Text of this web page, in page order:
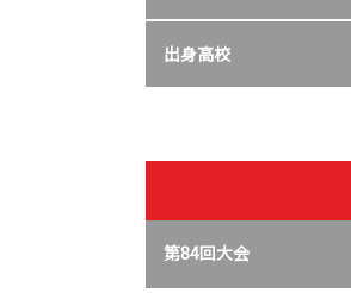
出身高校
第84回大会